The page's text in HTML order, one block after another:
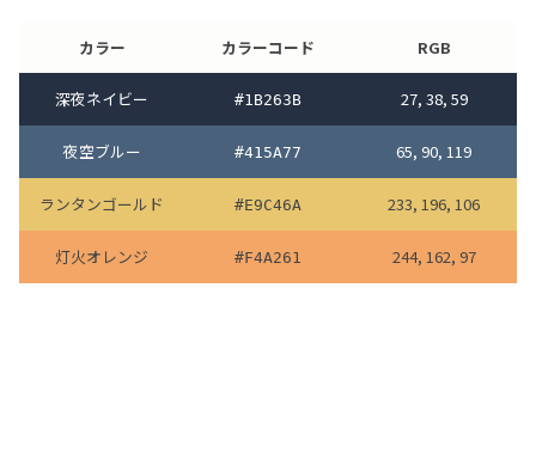
カラー カラーコード RGB
深夜ネイビー #1B263B 27, 38, 59
夜空ブルー #415A77 65, 90, 119
ランタンゴールド #E9C46A 233, 196, 106
灯火オレンジ #F4A261 244, 162, 97